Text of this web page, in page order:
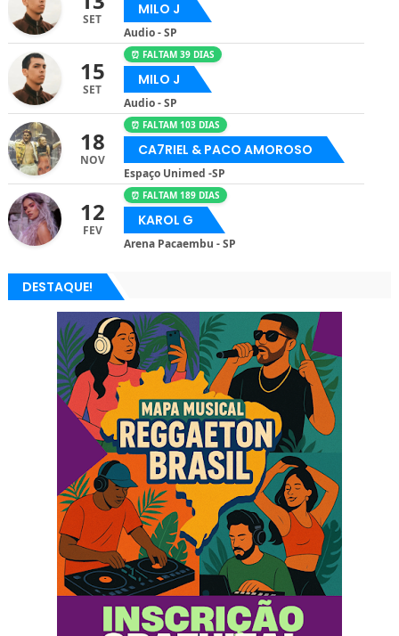
SET
MILO J
Audio - SP
15
SET
⏰ FALTAM 39 DIAS
MILO J
Audio - SP
18
NOV
⏰ FALTAM 103 DIAS
CA7RIEL & PACO AMOROSO
Espaço Unimed -SP
12
FEV
⏰ FALTAM 189 DIAS
KAROL G
Arena Pacaembu - SP
DESTAQUE!